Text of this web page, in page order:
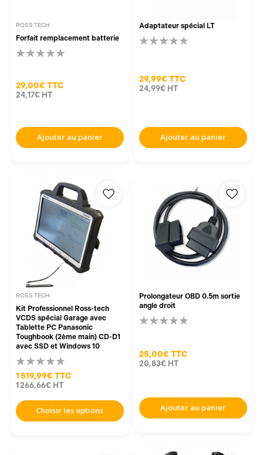
ROSS TECH
Forfait remplacement batterie
29,00€ TTC
24,17€ HT
Ajouter au panier
Adaptateur spécial LT
29,99€ TTC
24,99€ HT
Ajouter au panier
ROSS TECH
Kit Professionnel Ross-tech
VCDS spécial Garage avec
Tablette PC Panasonic
Toughbook (2ème main) CD-D1
avec SSD et Windows 10
1 519,99€ TTC
1 266,66€ HT
Choisir les options
Prolongateur OBD 0.5m sortie
angle droit
25,00€ TTC
20,83€ HT
Ajouter au panier